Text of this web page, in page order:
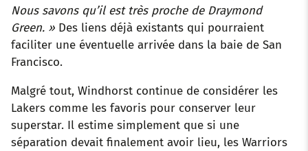
Nous savons qu’il est très proche de Draymond
Green. » Des liens déjà existants qui pourraient
faciliter une éventuelle arrivée dans la baie de San
Francisco.
Malgré tout, Windhorst continue de considérer les
Lakers comme les favoris pour conserver leur
superstar. Il estime simplement que si une
séparation devait finalement avoir lieu, les Warriors